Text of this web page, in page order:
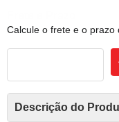
Calcule o frete e o
Descrição do